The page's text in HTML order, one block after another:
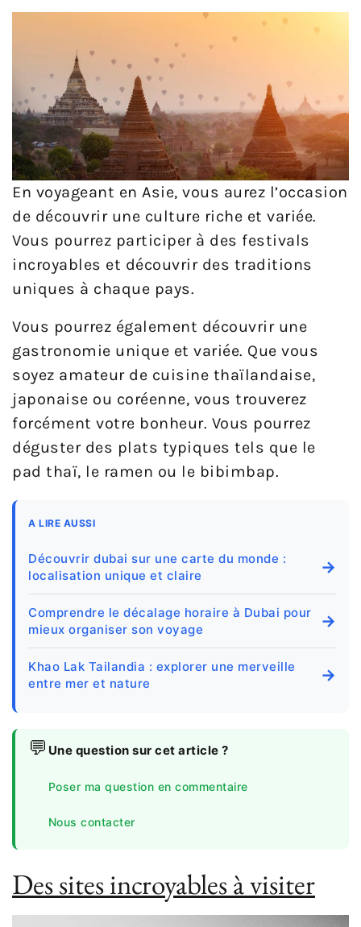
En voyageant en Asie, vous aurez l’occasion
de découvrir une culture riche et variée.
Vous pourrez participer à des festivals
incroyables et découvrir des traditions
uniques à chaque pays.
Vous pourrez également découvrir une
gastronomie unique et variée. Que vous
soyez amateur de cuisine thaïlandaise,
japonaise ou coréenne, vous trouverez
forcément votre bonheur. Vous pourrez
déguster des plats typiques tels que le
pad thaï, le ramen ou le bibimbap.
A LIRE AUSSI
Découvrir dubai sur une carte du monde :
localisation unique et claire
→
Comprendre le décalage horaire à Dubai pour
mieux organiser son voyage
→
Khao Lak Tailandia : explorer une merveille
entre mer et nature
→
💬 Une question sur cet article ?
Poser ma question en commentaire
Nous contacter
Des sites incroyables à visiter